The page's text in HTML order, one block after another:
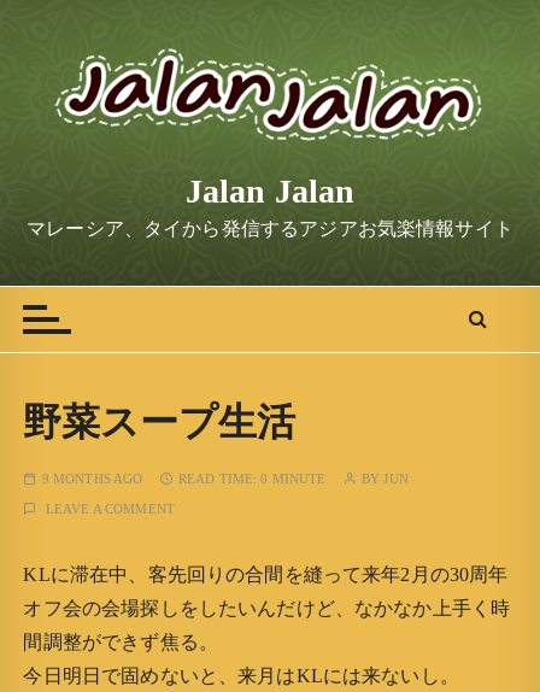
t
Jalan Jalan
マレーシア、タイから発信するアジアお気楽情報サイト
野菜スープ生活
9 MONTHS AGO READ TIME:0 MINUTE BYJUN
LEAVE A COMMENT
KLに滞在中、客先回りの合間を縫って来年2月の30周年
オフ会の会場探しをしたいんだけど、なかなか上手く時
間調整ができず焦る。
今日明日で固めないと、来月はKLには来ないし。